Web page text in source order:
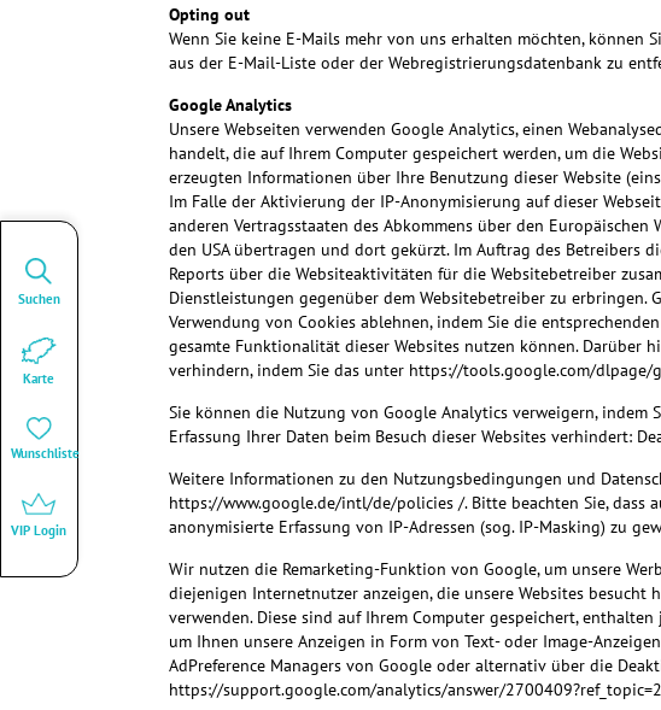
Opting out
Wenn Sie keine E-Mails mehr von uns erhalten möchten,
aus der E-Mail-Liste oder der Webregistrierungsdatenbank zu
Google Analytics
Unsere Webseiten verwenden Google Analytics, einen
handelt, die auf Ihrem Computer gespeichert werden, um die
erzeugten Informationen über Ihre Benutzung dieser Website
Im Falle der Aktivierung der IP-Anonymisierung auf dieser
anderen Vertragsstaaten des Abkommens über den
den USA übertragen und dort gekürzt. Im Auftrag des Betreibers
Reports über die Websiteaktivitäten für die Websitebetreiber
Dienstleistungen gegenüber dem Websitebetreiber zu
Verwendung von Cookies ablehnen, indem Sie die
gesamte Funktionalität dieser Websites nutzen können. Darüber
verhindern, indem Sie das unter https://tools.google.com/dlpage/
Sie können die Nutzung von Google Analytics verweigern,
Erfassung Ihrer Daten beim Besuch dieser Websites verhindert:
Weitere Informationen zu den Nutzungsbedingungen und
https://www.google.de/intl/de/policies /. Bitte beachten Sie, dass
anonymisierte Erfassung von IP-Adressen (sog. IP-Masking) zu
Wir nutzen die Remarketing-Funktion von Google, um unsere
diejenigen Internetnutzer anzeigen, die unsere Websites besucht
verwenden. Diese sind auf Ihrem Computer gespeichert,
um Ihnen unsere Anzeigen in Form von Text- oder Image-
AdPreference Managers von Google oder alternativ über die
https://support.google.com/analytics/answer/
Suchen
Karte
Wunschliste
VIP Login